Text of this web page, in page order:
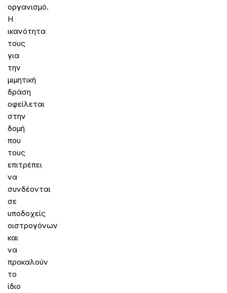
οργανισμό.
Η
ικανότητα
τους
για
την
μιμητική
δράση
οφείλεται
στην
δομή
που
τους
επιτρέπει
να
συνδέονται
σε
υποδοχείς
οιστρογόνων
και
να
προκαλούν
το
ίδιο